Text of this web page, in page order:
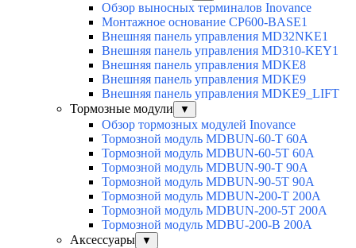
Обзор выносных терминалов Inovance
Монтажное основание CP600-BASE1
Внешняя панель управления MD32NKE1
Внешняя панель управления MD310-KEY1
Внешняя панель управления MDKE8
Внешняя панель управления MDKE9
Внешняя панель управления MDKE9_LIFT
Тормозные модули
▼
Обзор тормозных модулей Inovance
Тормозной модуль MDBUN-60-T 60A
Тормозной модуль MDBUN-60-5T 60A
Тормозной модуль MDBUN-90-T 90A
Тормозной модуль MDBUN-90-5T 90A
Тормозной модуль MDBUN-200-T 200A
Тормозной модуль MDBUN-200-5T 200A
Тормозной модуль MDBU-200-B 200A
Аксессуары
▼